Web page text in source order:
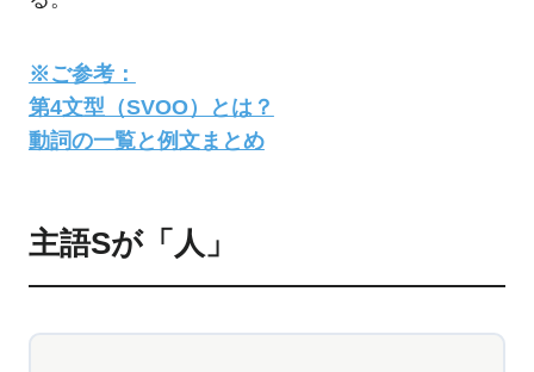
※ご参考：
第4文型（SVOO）とは？
動詞の一覧と例文まとめ
主語Sが「人」